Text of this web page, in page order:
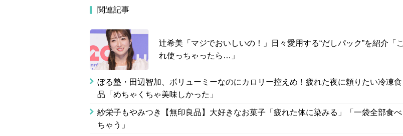
関連記事
辻希美「マジでおいしいの！」日々愛用する“だしパック”を紹介「こ
れ使っちゃったら…」
ぼる塾・田辺智加、ボリューミーなのにカロリー控えめ！疲れた夜に頼りたい冷凍食
品「めちゃくちゃ美味しかった」
紗栄子もやみつき【無印良品】大好きなお菓子「疲れた体に染みる」「一袋全部食べ
ちゃう」